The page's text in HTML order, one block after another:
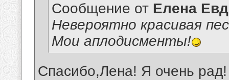
Сообщение от Елена
Невероятно красивая
Мои аплодисменты!
Спасибо,Лена! Я очень рад!